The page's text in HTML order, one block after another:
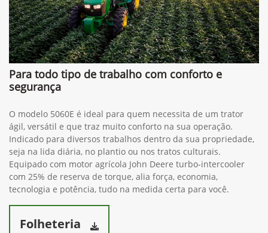
Para todo tipo de trabalho com conforto e
segurança
O modelo 5060E é ideal para quem necessita de um trator
ágil, versátil e que traz muito conforto na sua operação.
Indicado para diversos trabalhos dentro da sua propriedade,
seja na lida diária, no plantio ou nos tratos culturais.
Equipado com motor agrícola John Deere turbo-intercooler
com 25% de reserva de torque, alia força, economia,
tecnologia e potência, tudo na medida certa para você.
Folheteria